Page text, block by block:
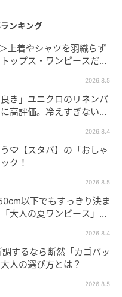
巻けば、さらにこなれ
ゆったりとしたシルエ
体感をプラスしてい
ツなら、モノトーンの
なりにくいはず。肌
羽織っても、もたつ
ンキング
上着やシャツを羽織らず
ップス・ワンピースだけ
2026.8.5
良き」ユニクロのリネンパ
高評価。冷えすぎない肌
2026.8.4
♡【スタバ】の「おしゃ
ク！
2026.8.5
以下でもすっきり決ま
大人の夏ワンピース」コ
2026.8.4
するなら断然「カゴバッ
人の選び方とは？
2026.8.5